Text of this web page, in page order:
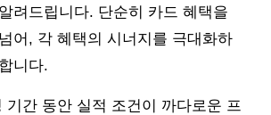
려드립니다. 단순히 카드 혜택을
어, 각 혜택의 시너지를 극대화하
니다.
기간 동안 실적 조건이 까다로운 프